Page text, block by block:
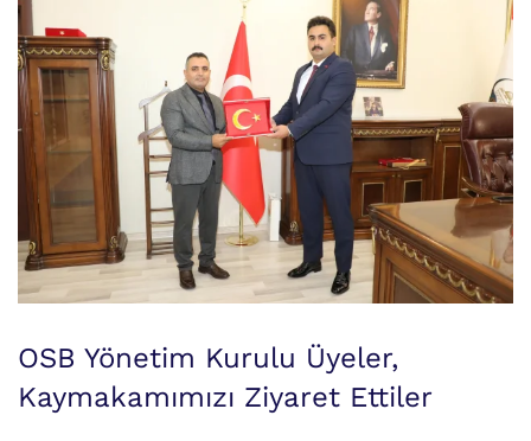
OSB Yönetim Kurulu Üyeler,
Kaymakamımızı Ziyaret Ettiler